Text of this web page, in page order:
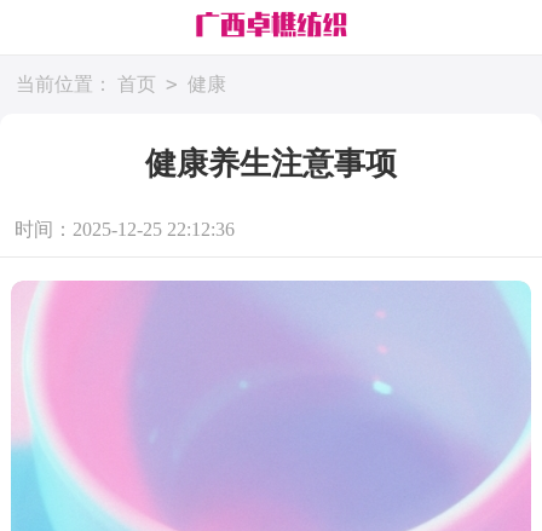
当前位置： 首页 > 健康
健康养生注意事项
时间：2025-12-25 22:12:36